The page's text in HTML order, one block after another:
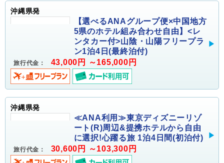
沖縄県発
【選べるANAグループ便×中国地方
5県のホテル組み合わせ自由】<レ
ンタカー付>山陰・山陽フリープラ
ン1泊4日(最終泊付)
旅行代金： 43,000円 ～165,000円
沖縄県発
≪ANA利用≫東京ディズニーリゾ
ート(R)周辺&提携ホテルから自由
に選択!心躍る旅 1泊4日間(初泊付)
旅行代金： 30,600円 ～103,300円